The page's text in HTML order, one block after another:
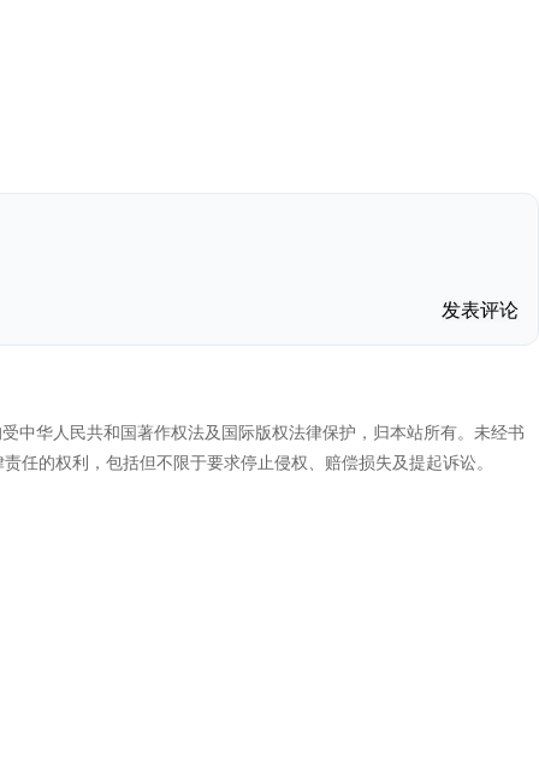
发表评论
华人民共和国著作权法及国际版权法律保护，归本站所有。未经书
任的权利，包括但不限于要求停止侵权、赔偿损失及提起诉讼。